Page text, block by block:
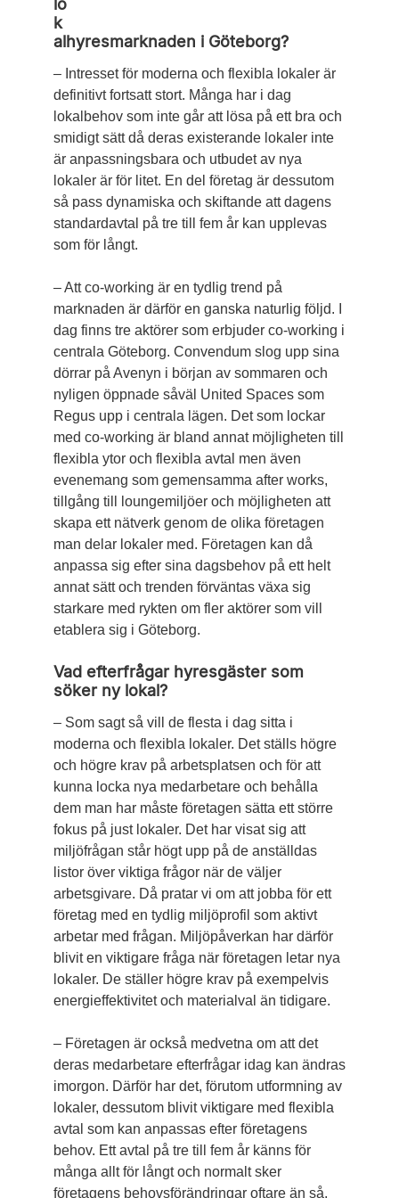
lo
k
alhyresmarknaden i Göteborg?
– Intresset för moderna och flexibla lokaler är
definitivt fortsatt stort. Många har i dag
lokalbehov som inte går att lösa på ett bra och
smidigt sätt då deras existerande lokaler inte
är anpassningsbara och utbudet av nya
lokaler är för litet. En del företag är dessutom
så pass dynamiska och skiftande att dagens
standardavtal på tre till fem år kan upplevas
som för långt.
– Att co-working är en tydlig trend på
marknaden är därför en ganska naturlig följd. I
dag finns tre aktörer som erbjuder co-working i
centrala Göteborg. Convendum slog upp sina
dörrar på Avenyn i början av sommaren och
nyligen öppnade såväl United Spaces som
Regus upp i centrala lägen. Det som lockar
med co-working är bland annat möjligheten till
flexibla ytor och flexibla avtal men även
evenemang som gemensamma after works,
tillgång till loungemiljöer och möjligheten att
skapa ett nätverk genom de olika företagen
man delar lokaler med. Företagen kan då
anpassa sig efter sina dagsbehov på ett helt
annat sätt och trenden förväntas växa sig
starkare med rykten om fler aktörer som vill
etablera sig i Göteborg.
Vad efterfrågar hyresgäster som
söker ny lokal?
– Som sagt så vill de flesta i dag sitta i
moderna och flexibla lokaler. Det ställs högre
och högre krav på arbetsplatsen och för att
kunna locka nya medarbetare och behålla
dem man har måste företagen sätta ett större
fokus på just lokaler. Det har visat sig att
miljöfrågan står högt upp på de anställdas
listor över viktiga frågor när de väljer
arbetsgivare. Då pratar vi om att jobba för ett
företag med en tydlig miljöprofil som aktivt
arbetar med frågan. Miljöpåverkan har därför
blivit en viktigare fråga när företagen letar nya
lokaler. De ställer högre krav på exempelvis
energieffektivitet och materialval än tidigare.
– Företagen är också medvetna om att det
deras medarbetare efterfrågar idag kan ändras
imorgon. Därför har det, förutom utformning av
lokaler, dessutom blivit viktigare med flexibla
avtal som kan anpassas efter företagens
behov. Ett avtal på tre till fem år känns för
många allt för långt och normalt sker
företagens behovsförändringar oftare än så.